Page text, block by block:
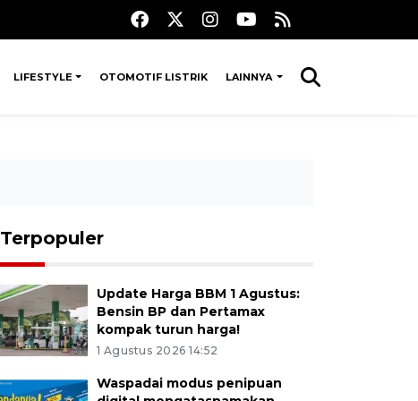
LIFESTYLE OTOMOTIF LISTRIK LAINNYA
Terpopuler
Update Harga BBM 1 Agustus:
Bensin BP dan Pertamax
kompak turun harga!
1 Agustus 2026 14:52
Waspadai modus penipuan